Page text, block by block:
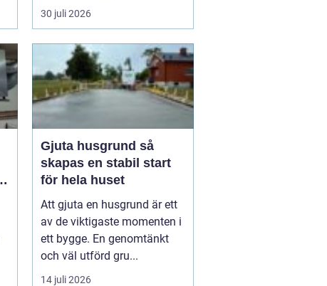
30 juli 2026
Gjuta husgrund så
skapas en stabil start
för hela huset
Att gjuta en husgrund är ett
av de viktigaste momenten i
ett bygge. En genomtänkt
och väl utförd gru...
14 juli 2026